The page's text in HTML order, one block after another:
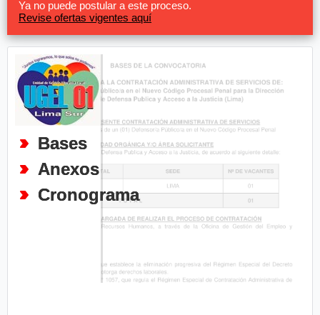
Ya no puede postular a este proceso.
Revise ofertas vigentes aquí
Bases
Anexos
Cronograma